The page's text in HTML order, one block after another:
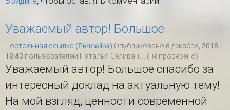
Уважаемый автор! Большое
Постоянная ссылка (Permalink) Опубликовано 6 декабря, 2018 -
18:43 пользователем Наталья Селиван... (не проверено)
Уважаемый автор! Большое спасибо за
интересный доклад на актуальную тему!
На мой взгляд, ценности современной